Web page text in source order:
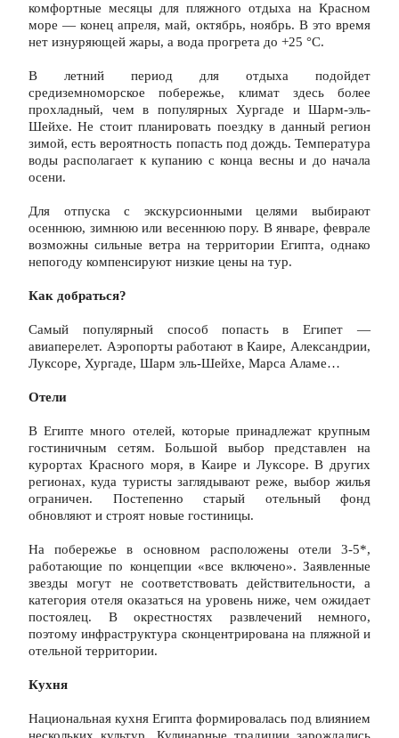
комфортные месяцы для пляжного отдыха на Красном
море — конец апреля, май, октябрь, ноябрь. В это время
нет изнуряющей жары, а вода прогрета до +25 °С.
В летний период для отдыха подойдет
средиземноморское побережье, климат здесь более
прохладный, чем в популярных Хургаде и Шарм-эль-
Шейхе. Не стоит планировать поездку в данный регион
зимой, есть вероятность попасть под дождь. Температура
воды располагает к купанию с конца весны и до начала
осени.
Для отпуска с экскурсионными целями выбирают
осеннюю, зимнюю или весеннюю пору. В январе, феврале
возможны сильные ветра на территории Египта, однако
непогоду компенсируют низкие цены на тур.
Как добраться?
Самый популярный способ попасть в Египет —
авиаперелет. Аэропорты работают в Каире, Александрии,
Луксоре, Хургаде, Шарм эль-Шейхе, Марса Аламе…
Отели
В Египте много отелей, которые принадлежат крупным
гостиничным сетям. Большой выбор представлен на
курортах Красного моря, в Каире и Луксоре. В других
регионах, куда туристы заглядывают реже, выбор жилья
ограничен. Постепенно старый отельный фонд
обновляют и строят новые гостиницы.
На побережье в основном расположены отели 3-5*,
работающие по концепции «все включено». Заявленные
звезды могут не соответствовать действительности, а
категория отеля оказаться на уровень ниже, чем ожидает
постоялец. В окрестностях развлечений немного,
поэтому инфраструктура сконцентрирована на пляжной и
отельной территории.
Кухня
Национальная кухня Египта формировалась под влиянием